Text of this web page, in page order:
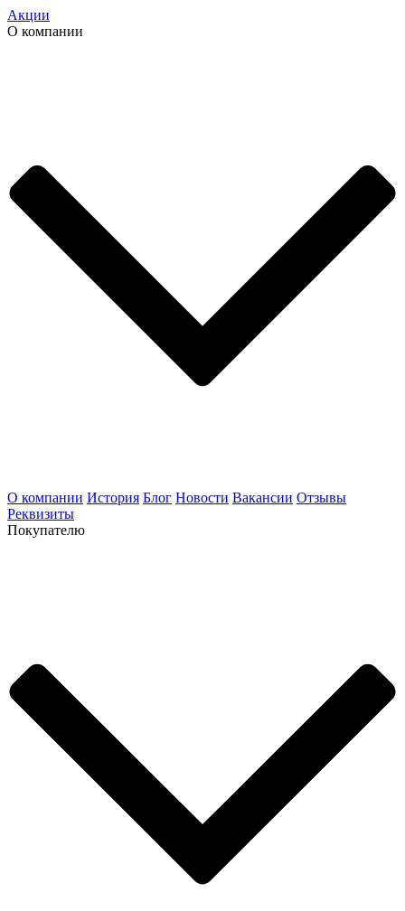
Акции
О компании
О компании История Блог Новости Вакансии Отзывы
Реквизиты
Покупателю